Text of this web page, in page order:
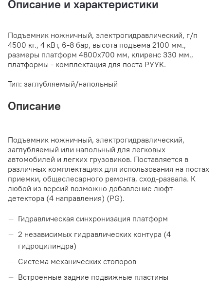
Описание и характеристики
Подъемник ножничный, электрогидравлический, г/п
4500 кг., 4 кВт, 6-8 бар, высота подъема 2100 мм.,
размеры платформ 4800х700 мм, клиренс 330 мм.,
платформы - комплектация для поста РУУК.
Тип: заглубляемый/напольный
Описание
Подъемник ножничный, электрогидравлический,
заглубляемый или напольный для легковых
автомобилей и легких грузовиков. Поставляется в
различных комплектациях для использования на постах
приемки, общеслесарного ремонта, сход-развала. К
любой из версий возможно добавление люфт-
детектора (4 направления) (PG).
Гидравлическая синхронизация платформ
2 независимых гидравлических контура (4
гидроцилиндра)
Система механических стопоров
Встроенные задние подвижные пластины